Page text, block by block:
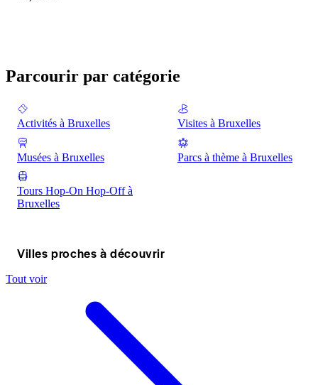
Parcourir par catégorie
Activités à Bruxelles Visites à Bruxelles
Musées à Bruxelles Parcs à thème à Bruxelles
Tours Hop-On Hop-Off à
Bruxelles
Villes proches à découvrir
Tout voir